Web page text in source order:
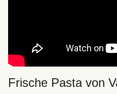
Frische Pasta von